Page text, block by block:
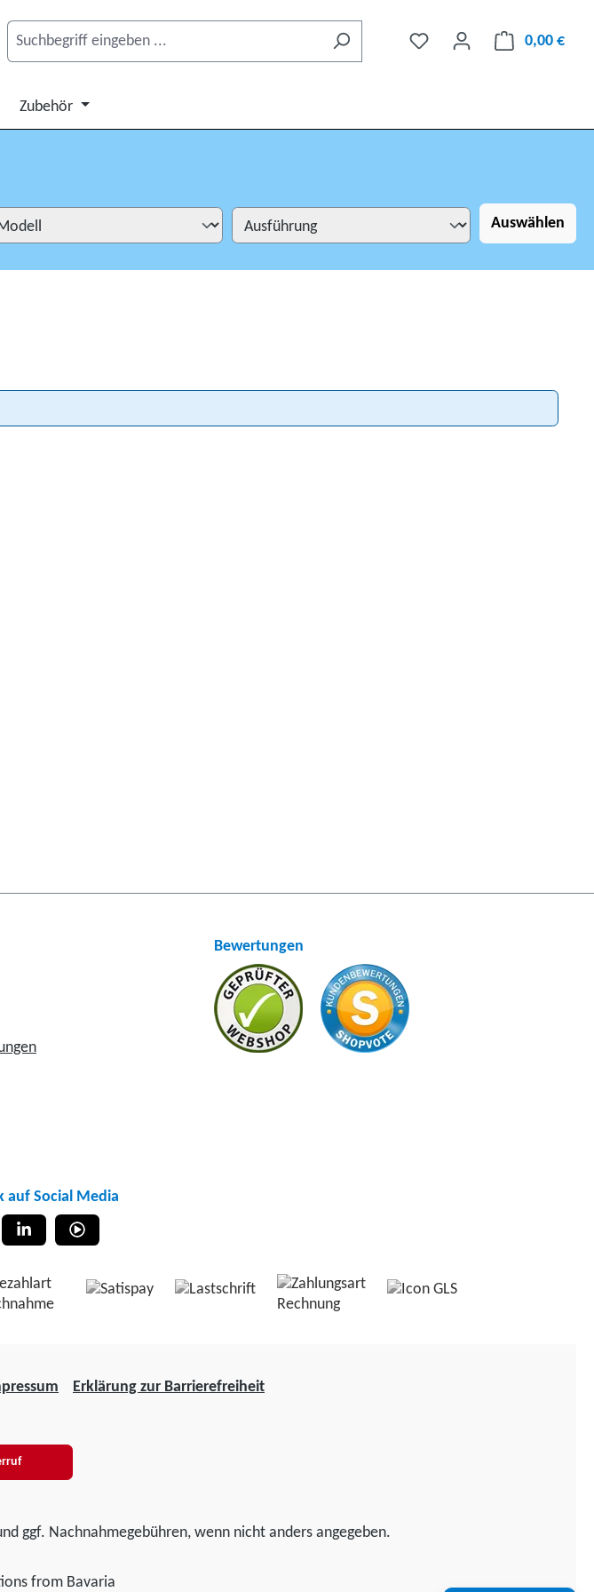
0,00 €
Zubehör
Auswählen
Bewertungen
auf Social Media
Erklärung zur Barrierefreiheit
ggf. Nachnahmegebühren, wenn nicht anders angegeben.
from Bavaria